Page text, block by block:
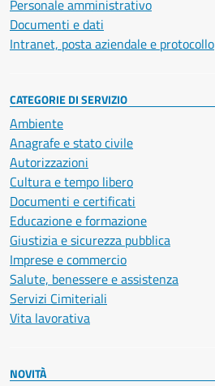
Personale amministrativo
Documenti e dati
Intranet, posta aziendale e protocollo
CATEGORIE DI SERVIZIO
Ambiente
Anagrafe e stato civile
Autorizzazioni
Cultura e tempo libero
Documenti e certificati
Educazione e formazione
Giustizia e sicurezza pubblica
Imprese e commercio
Salute, benessere e assistenza
Servizi Cimiteriali
Vita lavorativa
NOVITÀ